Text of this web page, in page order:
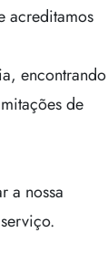
acreditamos
encontrando
de
a nossa